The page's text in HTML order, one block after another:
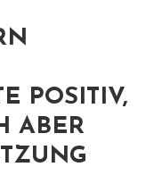
POSITIV,
ABER